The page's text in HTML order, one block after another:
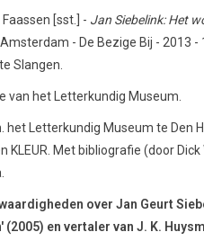
[sst.] - Jan Siebelink: Het
- De Bezige Bij - 2013 -
Slangen.
van het Letterkundig Museum.
het Letterkundig Museum te Den
Met bibliografie (door
over Jan Geurt
(2005) en vertaler van J. K.